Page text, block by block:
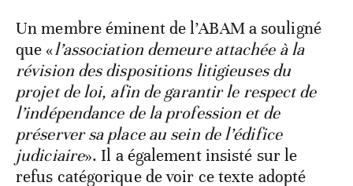
Un membre éminent de l’ABAM a souligné
que «l’association demeure attachée à la
révision des dispositions litigieuses du
projet de loi, afin de garantir le respect de
l’indépendance de la profession et de
préserver sa place au sein de l’édifice
judiciaire». Il a également insisté sur le
refus catégorique de voir ce texte adopté